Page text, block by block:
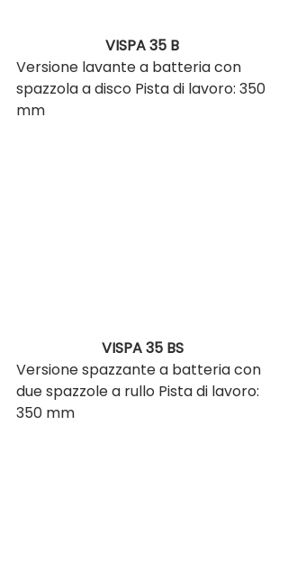
VISPA 35 B
Versione lavante a batteria con
spazzola a disco Pista di lavoro: 350
mm
VISPA 35 BS
Versione spazzante a batteria con
due spazzole a rullo Pista di lavoro:
350 mm